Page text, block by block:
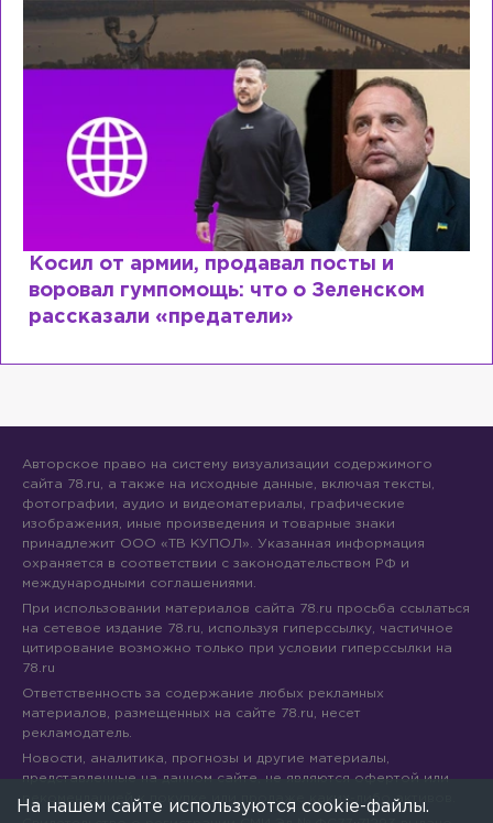
и
Рыдает из-за мужа, но опять
Лазаревым: как Лера
сходит с ума
Авторское право на систему визуализации содержимого
сайта 78.ru, а также на исходные данные, включая тексты,
фотографии, аудио и видеоматериалы, графические
изображения, иные произведения и товарные знаки
принадлежит ООО «ТВ КУПОЛ». Указанная информация
охраняется в соответствии с законодательством РФ и
международными соглашениями.
При использовании материалов сайта 78.ru просьба ссылаться
на сетевое издание 78.ru, используя гиперссылку, частичное
цитирование возможно только при условии гиперссылки на
78.ru
Ответственность за содержание любых рекламных
материалов, размещенных на сайте 78.ru, несет
рекламодатель.
Новости, аналитика, прогнозы и другие материалы,
представленные на данном сайте, не являются офертой или
рекомендацией к покупке или продаже каких-либо активов.
На нашем сайте используются cookie-файлы.